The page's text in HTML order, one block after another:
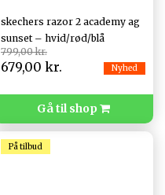
skechers razor 2 academy ag
sunset – hvid/rød/blå
799,00 kr.
679,00 kr. Nyhed
Gå til shop
På tilbud